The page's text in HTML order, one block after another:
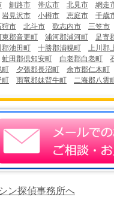
釧路市 帯広市 北見市 網走
岩見沢市 小樽市 恵庭市 千歳
狩市 北斗市 歌志内市 三笠市
東郡音更町 浦河郡浦河町 足寄
郡池田町 十勝郡浦幌町 上川郡
虻田郡倶知安町 白老郡白老町
町 夕張郡長沼町 余市郡仁木町
町 雨竜郡妹背牛町 二海郡八雲
ン探偵事務所へ